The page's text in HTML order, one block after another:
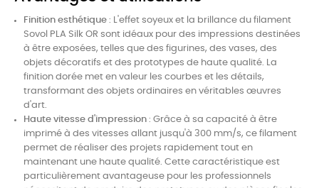
Finition esthétique : L'effet soyeux et la brillance du filament
Sovol PLA Silk OR sont idéaux pour des impressions destinées
à être exposées, telles que des figurines, des vases, des
objets décoratifs et des prototypes de haute qualité. La
finition dorée met en valeur les courbes et les détails,
transformant des objets ordinaires en véritables œuvres
d'art.
Haute vitesse d'impression : Grâce à sa capacité à être
imprimé à des vitesses allant jusqu'à 300 mm/s, ce filament
permet de réaliser des projets rapidement tout en
maintenant une haute qualité. Cette caractéristique est
particulièrement avantageuse pour les professionnels